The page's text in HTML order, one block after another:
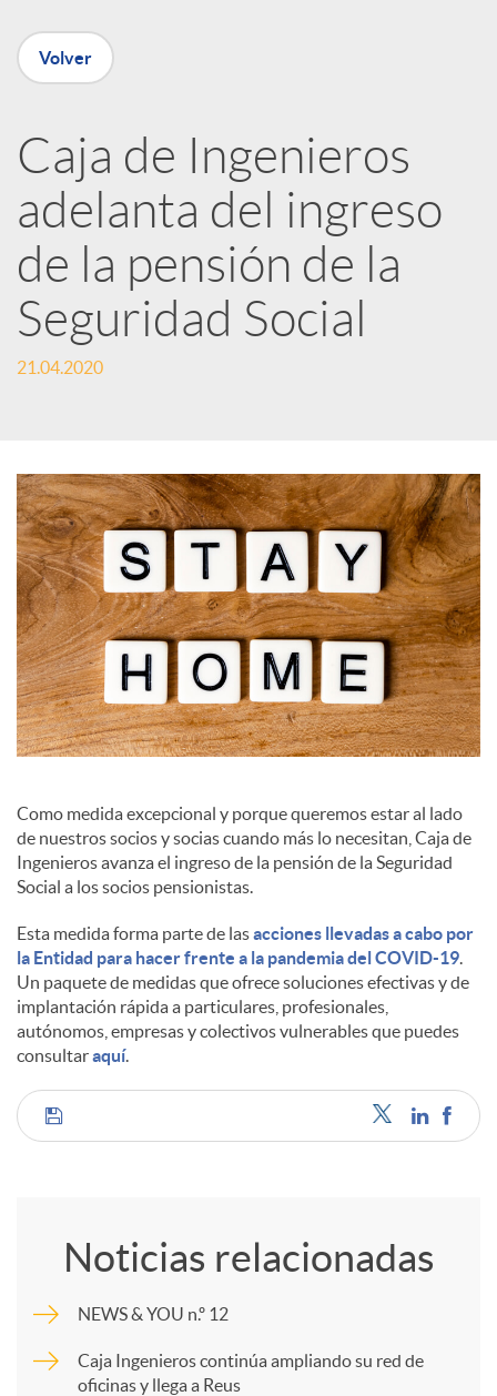
n
e
d
e
s
S
o
c
i
a
l
e
s
Volver
Caja de Ingenieros
adelanta del ingreso
de la pensión de la
Seguridad Social
21.04.2020
Como medida excepcional y porque queremos estar al lado
de nuestros socios y socias cuando más lo necesitan, Caja de
Ingenieros avanza el ingreso de la pensión de la Seguridad
Social a los socios pensionistas.
Esta medida forma parte de lasacciones llevadas a cabo por
la Entidad para hacer frente a la pandemia del COVID-19.
Un paquete de medidas que ofrece soluciones efectivas y de
implantación rápida a particulares, profesionales,
autónomos, empresas y colectivos vulnerables que puedes
consultaraquí.
C
p
Noticias relacionadas
NEWS & YOU n.º 12
Caja Ingenieros continúa ampliando su red de
oficinas y llega a Reus